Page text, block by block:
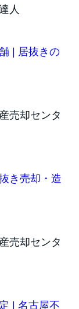
人
| 居抜きの
売却センタ
き売却・造
売却センタ
| 名古屋不